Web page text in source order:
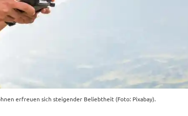
erfreuen sich steigender Beliebtheit (Foto: Pixabay).